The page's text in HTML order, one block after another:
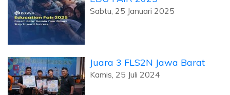
Sabtu, 25 Januari 2025
Juara 3 FLS2N Jawa Barat
Kamis, 25 Juli 2024